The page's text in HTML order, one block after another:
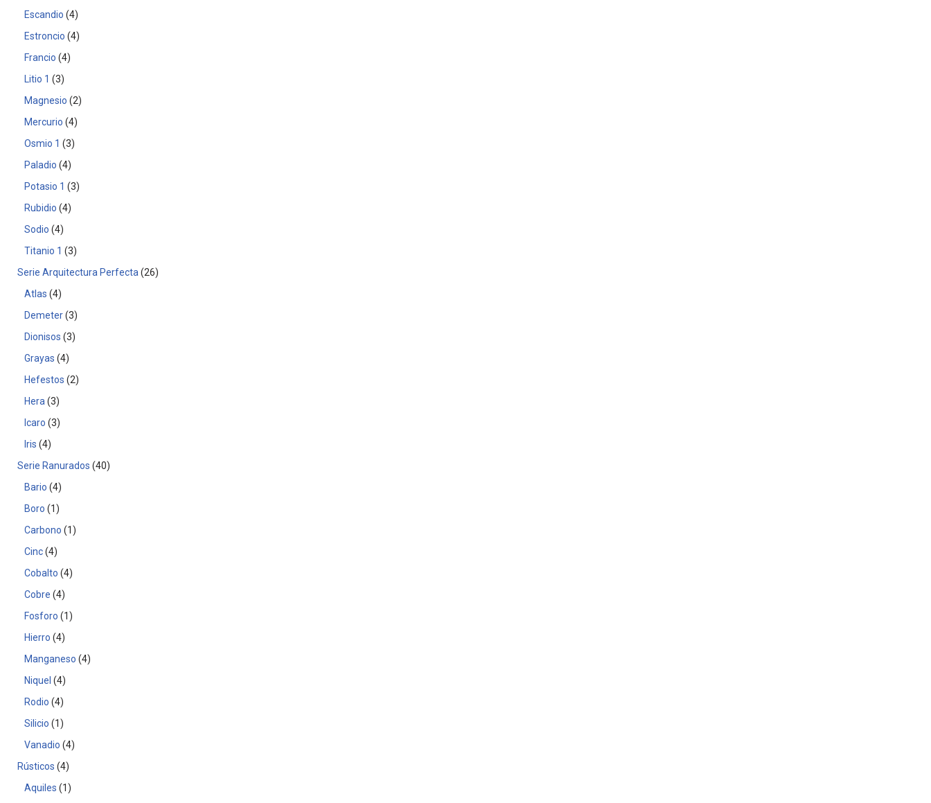
Escandio 4
Estroncio 4
Francio 4
Litio 1
3
Magnesio 2
Mercurio 4
Osmio 1
3
Paladio 4
Potasio 1
3
Rubidio 4
Sodio 4
Titanio 1
3
Serie Arquitectura Perfecta 26
Atlas 4
Demeter 3
Dionisos 3
Grayas 4
Hefestos 2
Hera 3
Icaro 3
Iris 4
Serie Ranurados 40
Bario 4
Boro
1
Carbono
1
Cinc 4
Cobalto 4
Cobre 4
Fosforo
1
Hierro 4
Manganeso 4
Niquel
4
Rodio 4
Silicio
1
Vanadio 4
Rústicos 4
Aquiles
1